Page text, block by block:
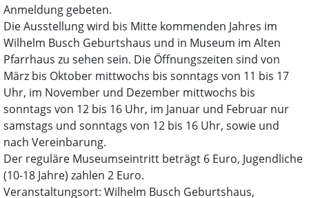
Anmeldung gebeten.
Die Ausstellung wird bis Mitte kommenden Jahres im
Wilhelm Busch Geburtshaus und in Museum im Alten
Pfarrhaus zu sehen sein. Die Öffnungszeiten sind von
März bis Oktober mittwochs bis sonntags von 11 bis 17
Uhr, im November und Dezember mittwochs bis
sonntags von 12 bis 16 Uhr, im Januar und Februar nur
samstags und sonntags von 12 bis 16 Uhr, sowie und
nach Vereinbarung.
Der reguläre Museumseintritt beträgt 6 Euro, Jugendliche
(10-18 Jahre) zahlen 2 Euro.
Veranstaltungsort: Wilhelm Busch Geburtshaus,